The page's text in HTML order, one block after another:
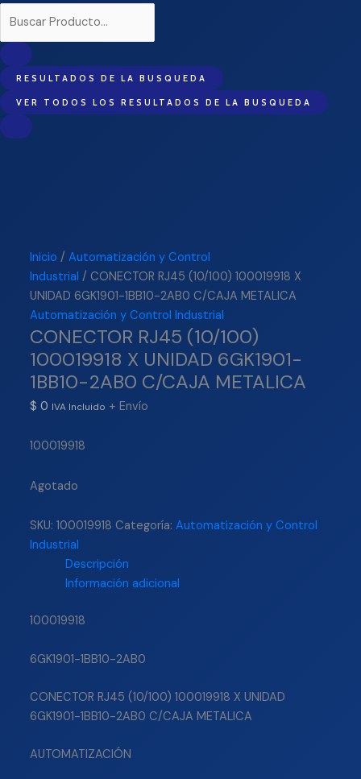
RESULTADOS DE LA BUSQUEDA
VER TODOS LOS RESULTADOS DE LA BUSQUEDA
Inicio /Automatización y Control
Industrial / CONECTOR RJ45 (10/100) 100019918 X
UNIDAD 6GK1901-1BB10-2AB0 C/CAJA METALICA
Automatización y Control Industrial
CONECTOR RJ45 (10/100)
100019918 X UNIDAD 6GK1901-
1BB10-2AB0 C/CAJA METALICA
$ 0 IVA Incluido + Envío
100019918
Agotado
SKU:100019918 Categoría:Automatización y Control
Industrial
Descripción
Información adicional
100019918
6GK1901-1BB10-2AB0
CONECTOR RJ45 (10/100) 100019918 X UNIDAD
6GK1901-1BB10-2AB0 C/CAJA METALICA
AUTOMATIZACIÓN